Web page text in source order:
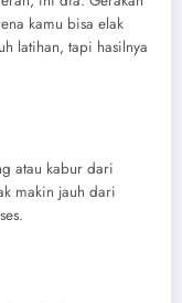
kamu bisa elak
latihan, tapi hasilnya
atau kabur dari
makin jauh dari